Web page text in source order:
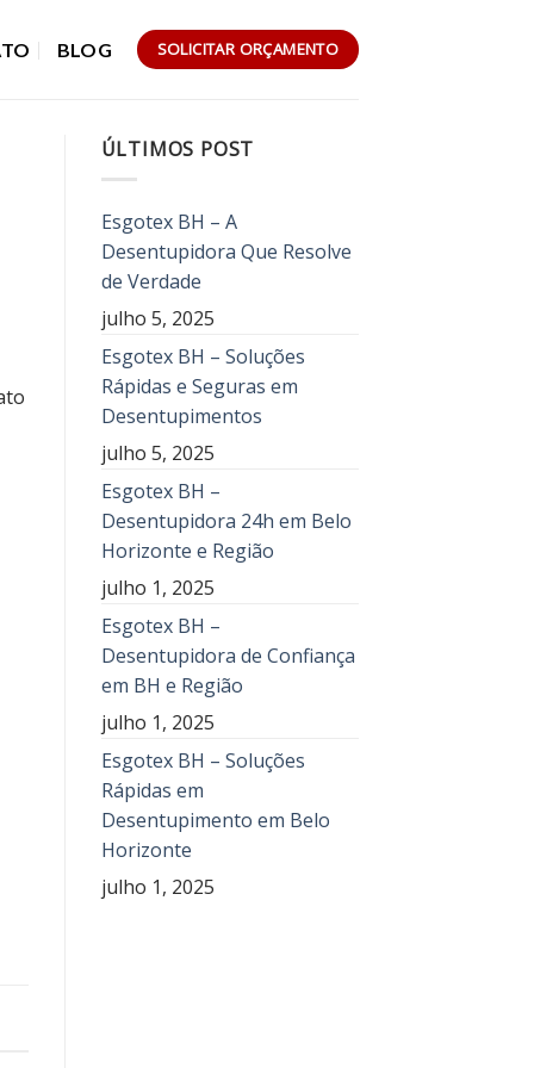
BLOG SOLICITAR ORÇAMENTO
ÚLTIMOS POST
Esgotex BH – A
Desentupidora Que Resolve
de Verdade
julho 5, 2025
Esgotex BH – Soluções
Rápidas e Seguras em
Desentupimentos
julho 5, 2025
Esgotex BH –
Desentupidora 24h em Belo
Horizonte e Região
julho 1, 2025
Esgotex BH –
Desentupidora de Confiança
em BH e Região
julho 1, 2025
Esgotex BH – Soluções
Rápidas em
Desentupimento em Belo
Horizonte
julho 1, 2025